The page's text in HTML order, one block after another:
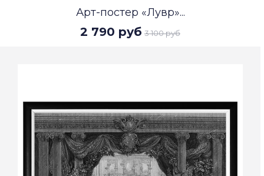
Арт-постер «Лувр»...
2 790 руб 3 100 руб